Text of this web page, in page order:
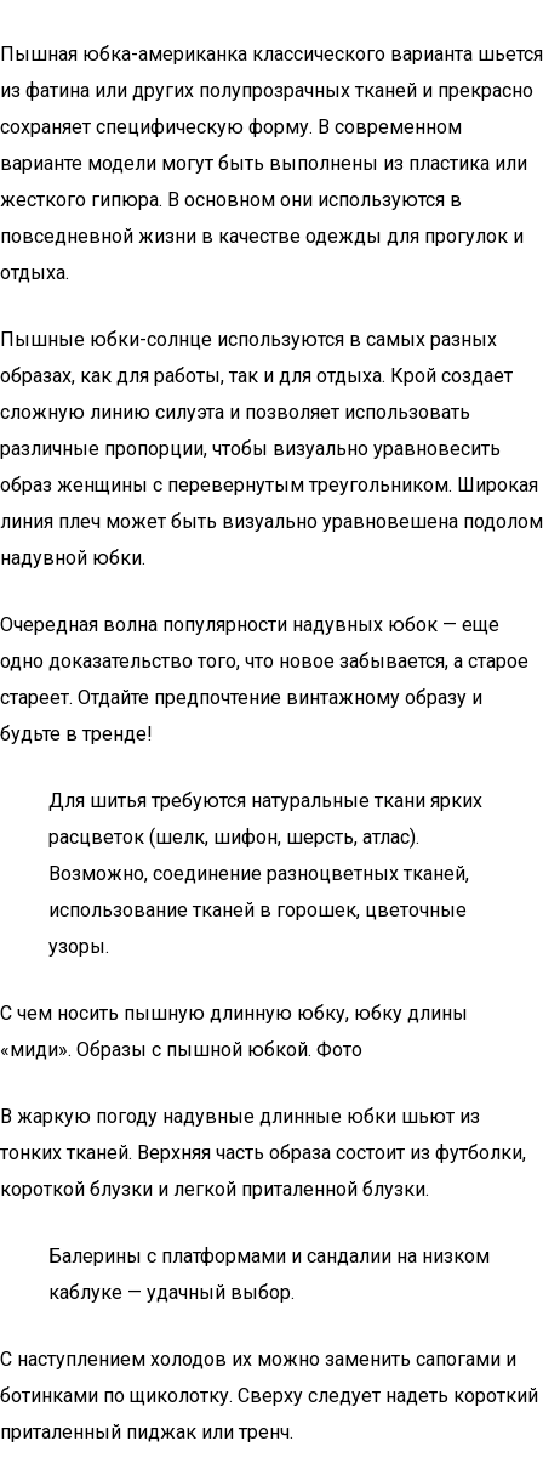
Пышная юбка-американка классического варианта шьется
из фатина или других полупрозрачных тканей и прекрасно
сохраняет специфическую форму. В современном
варианте модели могут быть выполнены из пластика или
жесткого гипюра. В основном они используются в
повседневной жизни в качестве одежды для прогулок и
отдыха.
Пышные юбки-солнце используются в самых разных
образах, как для работы, так и для отдыха. Крой создает
сложную линию силуэта и позволяет использовать
различные пропорции, чтобы визуально уравновесить
образ женщины с перевернутым треугольником. Широкая
линия плеч может быть визуально уравновешена подолом
надувной юбки.
Очередная волна популярности надувных юбок — еще
одно доказательство того, что новое забывается, а старое
стареет. Отдайте предпочтение винтажному образу и
будьте в тренде!
Для шитья требуются натуральные ткани ярких
расцветок (шелк, шифон, шерсть, атлас).
Возможно, соединение разноцветных тканей,
использование тканей в горошек, цветочные
узоры.
С чем носить пышную длинную юбку, юбку длины
«миди». Образы с пышной юбкой. Фото
В жаркую погоду надувные длинные юбки шьют из
тонких тканей. Верхняя часть образа состоит из футболки,
короткой блузки и легкой приталенной блузки.
Балерины с платформами и сандалии на низком
каблуке — удачный выбор.
С наступлением холодов их можно заменить сапогами и
ботинками по щиколотку. Сверху следует надеть короткий
приталенный пиджак или тренч.